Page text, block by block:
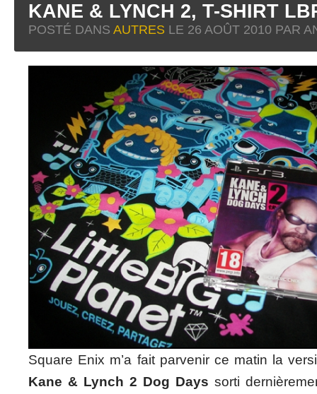
KANE & LYNCH 2, T-SHIRT
POSTÉ DANS AUTRES LE 26 AOÛT 2010 PAR
Square Enix m’a fait parvenir ce matin la
Kane & Lynch 2 Dog Days sorti